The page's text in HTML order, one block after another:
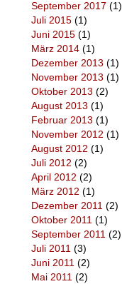
September 2017 (1)
Juli 2015 (1)
Juni 2015 (1)
März 2014 (1)
Dezember 2013 (1)
November 2013 (1)
Oktober 2013 (2)
August 2013 (1)
Februar 2013 (1)
November 2012 (1)
August 2012 (1)
Juli 2012 (2)
April 2012 (2)
März 2012 (1)
Dezember 2011 (2)
Oktober 2011 (1)
September 2011 (2)
Juli 2011 (3)
Juni 2011 (2)
Mai 2011 (2)